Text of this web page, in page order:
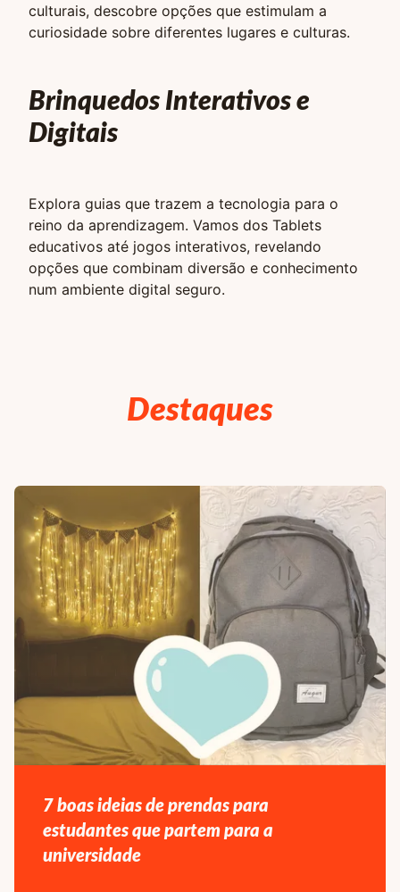
culturais, descobre opções que estimulam a
curiosidade sobre diferentes lugares e culturas.
Brinquedos Interativos e
Digitais
Explora guias que trazem a tecnologia para o
reino da aprendizagem. Vamos dos Tablets
educativos até jogos interativos, revelando
opções que combinam diversão e conhecimento
num ambiente digital seguro.
Destaques
7 boas ideias de prendas para
estudantes que partem para a
universidade